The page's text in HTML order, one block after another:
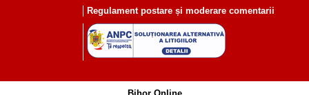
Regulament postare și moderare comentarii